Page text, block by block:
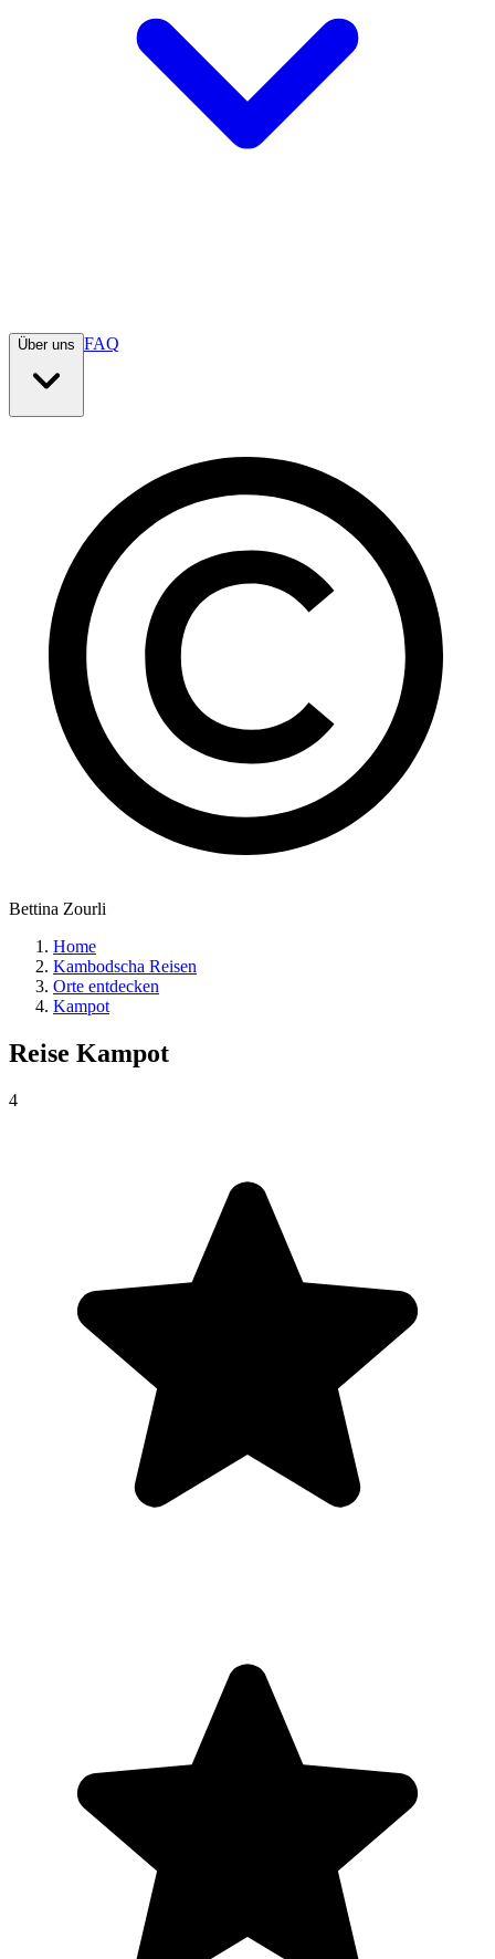
Über uns FAQ
Bettina Zourli
Home
Kambodscha Reisen
Orte entdecken
Kampot
Reise Kampot
4